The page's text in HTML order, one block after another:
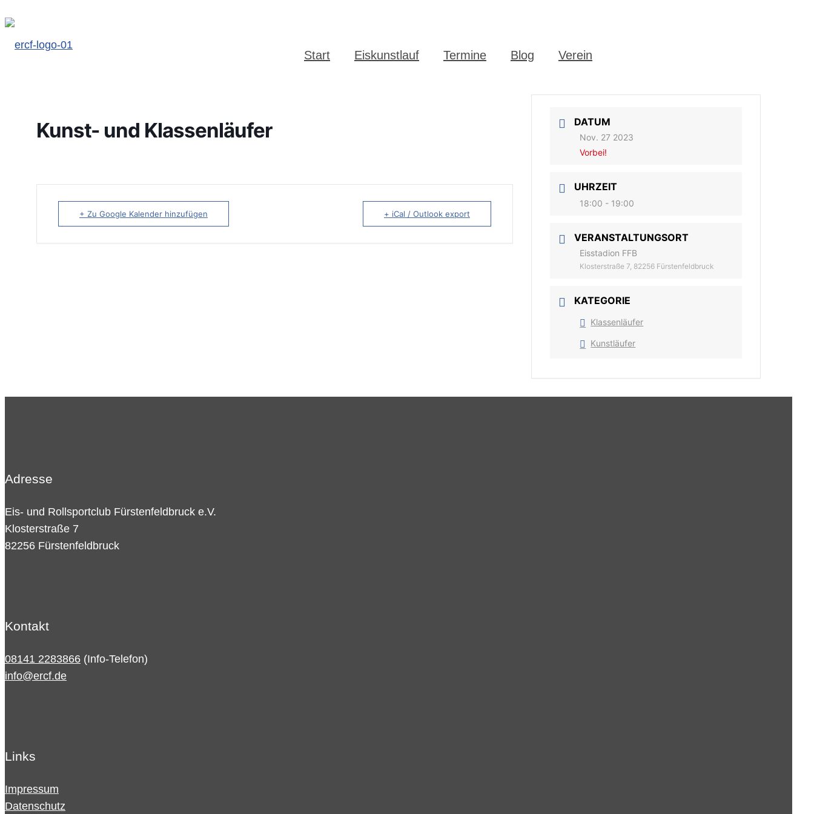
Start Eiskunstlauf Termine Blog Verein
Kunst- und Klassenläufer
+ Zu Google Kalender hinzufügen + iCal / Outlook export
DATUM
Nov. 27 2023
Vorbei!
UHRZEIT
18:00 - 19:00
VERANSTALTUNGSORT
Eisstadion FFB
Klosterstraße 7, 82256 Fürstenfeldbruck
KATEGORIE
Klassenläufer
Kunstläufer
Adresse
Eis- und Rollsportclub Fürstenfeldbruck e.V.
Klosterstraße 7
82256 Fürstenfeldbruck
Kontakt
08141 2283866 (Info-Telefon)
info@ercf.de
Links
Impressum
Datenschutz